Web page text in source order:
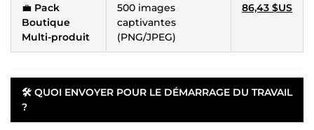
💼 Pack
Boutique
Multi-produit
500 images
captivantes
(PNG/JPEG)
86,43 $US
🛠️ QUOI ENVOYER POUR LE DÉMARRAGE DU TRAVAIL
?